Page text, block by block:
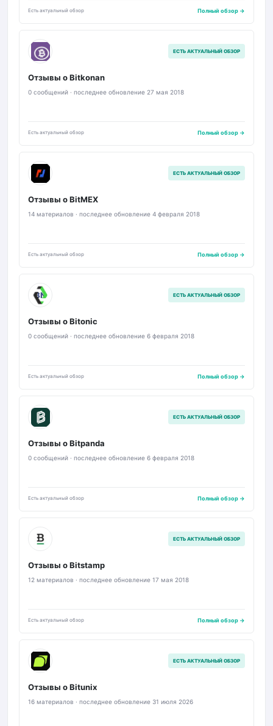
Есть актуальный обзор Полный обзор →
BK ЕСТЬ АКТУАЛЬНЫЙ ОБЗОР
Отзывы о Bitkonan
0 сообщений · последнее обновление 27 мая 2018
Есть актуальный обзор Полный обзор →
B ЕСТЬ АКТУАЛЬНЫЙ ОБЗОР
Отзывы о BitMEX
14 материалов · последнее обновление 4 февраля 2018
Есть актуальный обзор Полный обзор →
BN ЕСТЬ АКТУАЛЬНЫЙ ОБЗОР
Отзывы о Bitonic
0 сообщений · последнее обновление 6 февраля 2018
Есть актуальный обзор Полный обзор →
BP ЕСТЬ АКТУАЛЬНЫЙ ОБЗОР
Отзывы о Bitpanda
0 сообщений · последнее обновление 6 февраля 2018
Есть актуальный обзор Полный обзор →
B ЕСТЬ АКТУАЛЬНЫЙ ОБЗОР
Отзывы о Bitstamp
12 материалов · последнее обновление 17 мая 2018
Есть актуальный обзор Полный обзор →
BU ЕСТЬ АКТУАЛЬНЫЙ ОБЗОР
Отзывы о Bitunix
16 материалов · последнее обновление 31 июля 2026